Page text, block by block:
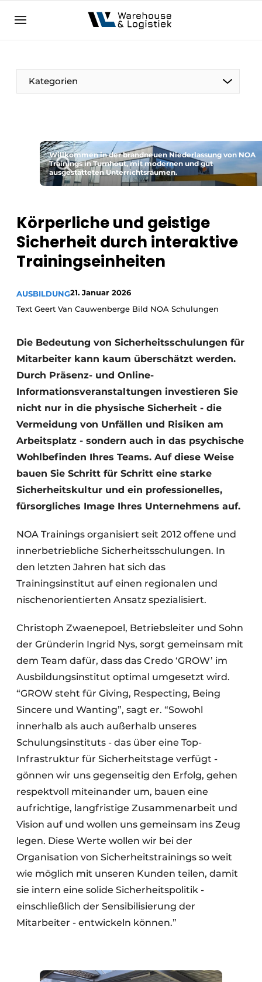
NL EN
Kategorien
Willkommen in der brandneuen Niederlassung von NOA
Trainings in Turnhout, mit modernen und gut
ausgestatteten Unterrichtsräumen.
Körperliche und geistige
Sicherheit durch interaktive
Trainingseinheiten
AUSBILDUNG21. Januar 2026
Text Geert Van Cauwenberge Bild NOA Schulungen
Die Bedeutung von Sicherheitsschulungen für
Mitarbeiter kann kaum überschätzt werden.
Durch Präsenz- und Online-
Informationsveranstaltungen investieren Sie
nicht nur in die physische Sicherheit - die
Vermeidung von Unfällen und Risiken am
Arbeitsplatz - sondern auch in das psychische
Wohlbefinden Ihres Teams. Auf diese Weise
bauen Sie Schritt für Schritt eine starke
Sicherheitskultur und ein professionelles,
fürsorgliches Image Ihres Unternehmens auf.
NOA Trainings organisiert seit 2012 offene und
innerbetriebliche Sicherheitsschulungen. In
den letzten Jahren hat sich das
Trainingsinstitut auf einen regionalen und
nischenorientierten Ansatz spezialisiert.
Christoph Zwaenepoel, Betriebsleiter und Sohn
der Gründerin Ingrid Nys, sorgt gemeinsam mit
dem Team dafür, dass das Credo ‘GROW’ im
Ausbildungsinstitut optimal umgesetzt wird.
“GROW steht für Giving, Respecting, Being
Sincere und Wanting”, sagt er. “Sowohl
innerhalb als auch außerhalb unseres
Schulungsinstituts - das über eine Top-
Infrastruktur für Sicherheitstage verfügt -
gönnen wir uns gegenseitig den Erfolg, gehen
respektvoll miteinander um, bauen eine
aufrichtige, langfristige Zusammenarbeit und
Vision auf und wollen uns gemeinsam ins Zeug
legen. Diese Werte wollen wir bei der
Organisation von Sicherheitstrainings so weit
wie möglich mit unseren Kunden teilen, damit
sie intern eine solide Sicherheitspolitik -
einschließlich der Sensibilisierung der
Mitarbeiter - entwickeln können.”